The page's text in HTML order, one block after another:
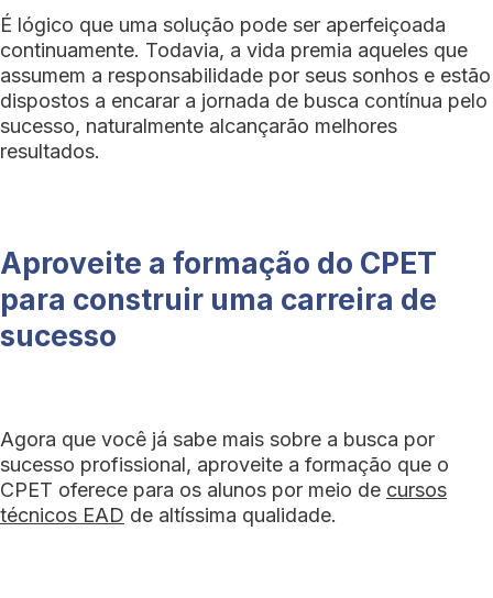
É lógico que uma solução pode ser aperfeiçoada
continuamente. Todavia, a vida premia aqueles que
assumem a responsabilidade por seus sonhos e estão
dispostos a encarar a jornada de busca contínua pelo
sucesso, naturalmente alcançarão melhores
resultados.
Aproveite a formação do CPET
para construir uma carreira de
sucesso
Agora que você já sabe mais sobre a busca por
sucesso profissional, aproveite a formação que o
CPET oferece para os alunos por meio de cursos
técnicos EAD de altíssima qualidade.